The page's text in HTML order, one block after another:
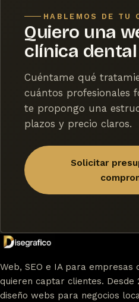
HABLEMOS DE TU
Quiero una
clínica dental
Cuéntame qué
cuántos profesionales
te propongo una
plazos y precio claros.
Solicitar
Web, SEO e IA para empresas
quieren captar clientes. Desde
diseño webs para negocios